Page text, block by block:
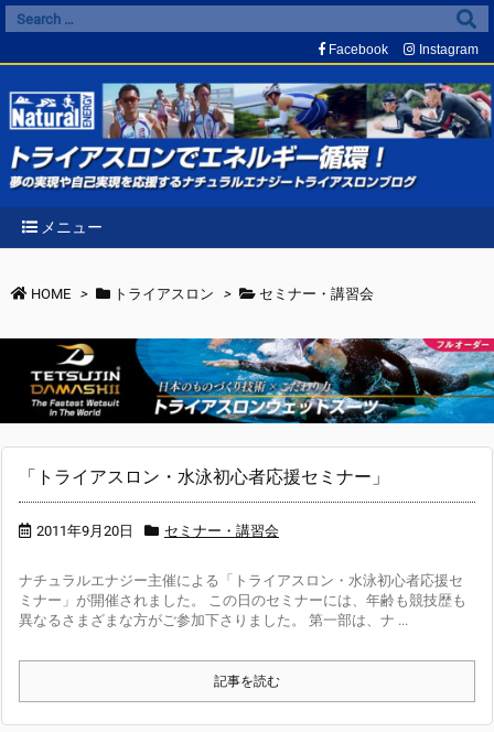
メニュー
Facebook Instagram
HOME > トライアスロン > セミナー・講習会
「トライアスロン・水泳初心者応援セミナー」
2011年9月20日 セミナー・講習会
ナチュラルエナジー主催による「トライアスロン・水泳初心者応援セ
ミナー」が開催されました。 この日のセミナーには、年齢も競技歴も
異なるさまざまな方がご参加下さりました。 第一部は、ナ ...
記事を読む